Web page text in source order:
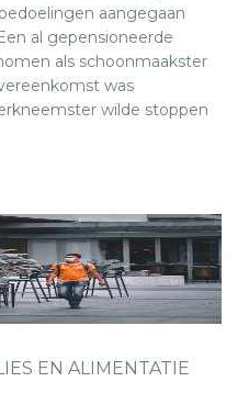
aangegaan
al gepensioneerde
als schoonmaakster
was
wilde stoppen
EN ALIMENTATIE